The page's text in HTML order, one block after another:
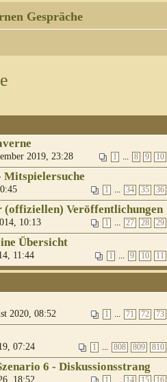
Gespräche
1 ... 8 9 10
2019, 23:28
Mitspielersuche
1 ... 34 35 36
(offiziellen) Veröffentlichungen
1 ... 27 28 29
10:13
Übersicht
1 ... 9 10 11
11:44
1 ... 71 72 73
2020, 08:52
1 ... 808 809 810
07:24
6 - Diskussionsstrang
18:52